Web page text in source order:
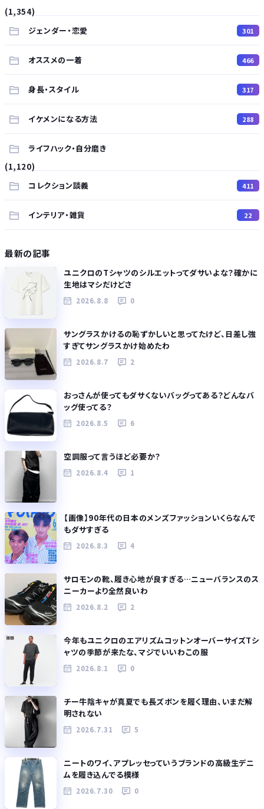
(1,354)
ジェンダー・恋愛
301
オススメの一着 466
身長・スタイル 317
イケメンになる方法 288
ライフハック・自分磨き
(1,120)
コレクション談義
411
インテリア・雑貨 22
最新の記事
ユニクロのTシャツのシルエットってダサいよな？確かに
生地はマシだけどさ
2026.8.8 0
サングラスかけるの恥ずかしいと思ってたけど、日差し強
すぎてサングラスかけ始めたわ
2026.8.7 2
おっさんが使ってもダサくないバッグってある？どんなバ
ッグ使ってる？
2026.8.5 6
空調服って言うほど必要か？
2026.8.4 1
【画像】90年代の日本のメンズファッションいくらなんで
もダサすぎる
2026.8.3 4
サロモンの靴、履き心地が良すぎる…ニューバランスのス
ニーカーより全然良いわ
2026.8.2 2
今年もユニクロのエアリズムコットンオーバーサイズTシ
ャツの季節が来たな、マジでいいわこの服
2026.8.1 0
チー牛陰キャが真夏でも長ズボンを履く理由、いまだ解
明されない
2026.7.31 5
ニートのワイ、アプレッセっていうブランドの高級生デニ
ムを履き込んでる模様
2026.7.30 0